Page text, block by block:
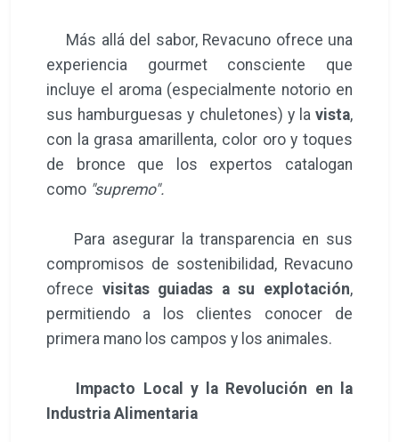
Más allá del sabor, Revacuno ofrece una
experiencia gourmet consciente que
incluye el aroma (especialmente notorio en
sus hamburguesas y chuletones) y la vista,
con la grasa amarillenta, color oro y toques
de bronce que los expertos catalogan
como "supremo".
Para asegurar la transparencia en sus
compromisos de sostenibilidad, Revacuno
ofrece visitas guiadas a su explotación,
permitiendo a los clientes conocer de
primera mano los campos y los animales.
Impacto Local y la Revolución en la
Industria Alimentaria